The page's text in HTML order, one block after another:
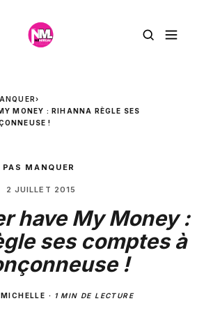
›
MONEY : RIHANNA RÈGLE SES
!
MANQUER
2 JUILLET 2015
have My Money :
ses comptes à
!
· 1 MIN DE LECTURE